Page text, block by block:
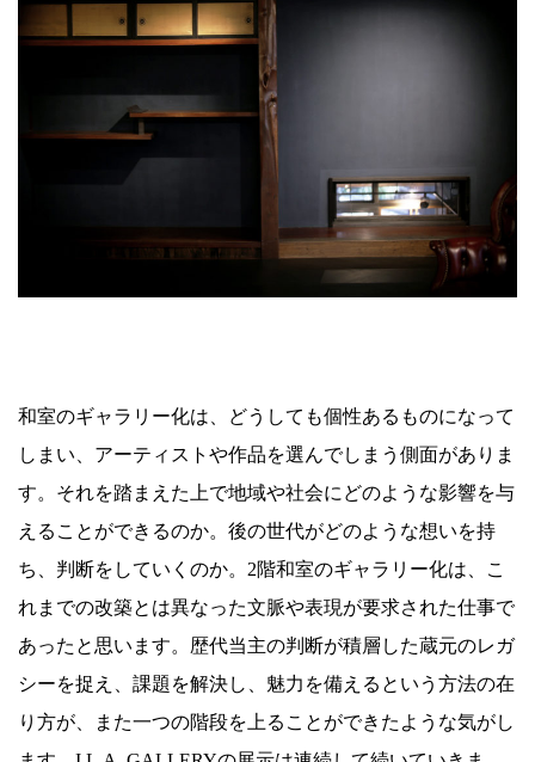
和室のギャラリー化は、どうしても個性あるものになって
しまい、アーティストや作品を選んでしまう側面がありま
す。それを踏まえた上で地域や社会にどのような影響を与
えることができるのか。後の世代がどのような想いを持
ち、判断をしていくのか。2階和室のギャラリー化は、こ
れまでの改築とは異なった文脈や表現が要求された仕事で
あったと思います。歴代当主の判断が積層した蔵元のレガ
シーを捉え、課題を解決し、魅力を備えるという方法の在
り方が、また一つの階段を上ることができたような気がし